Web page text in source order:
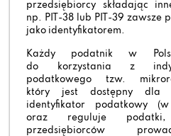
przedsiębiorcy składając
np. PIT-38 lub PIT-39 zawsze
jako identyfikatorem.
Każdy podatnik w
do korzystania z
podatkowego tzw.
który jest dostępny dla
identyfikator podatkowy
oraz reguluje podatki,
przedsiębiorców